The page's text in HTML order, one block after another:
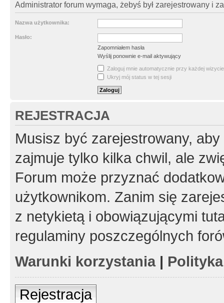
Administrator forum wymaga, żebyś był zarejestrowany i
Nazwa użytkownika:
Hasło:
Zapomniałem hasła
Wyślij ponownie e-mail aktywujący
Zaloguj mnie automatycznie przy każdej wizycie
Ukryj mój status w tej sesji
REJESTRACJA
Musisz być zarejestrowany,
zajmuje tylko kilka chwil, ale
Forum może przyznać
użytkownikom. Zanim się
z netykietą i obowiązującymi
regulaminy poszczególnych
Warunki korzystania|
Rejestracja